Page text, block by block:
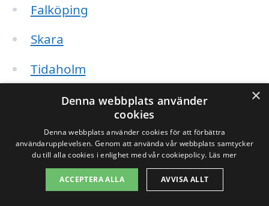
Falköping
Skara
Tidaholm
Gräfsnäs
Mullsjö
Stenstorp
×
Denna webbplats använder
cookies
Denna webbplats använder cookies för att förbättra
användarupplevelsen. Genom att använda vår webbplats samtycker
du till alla cookies i enlighet med vår cookiepolicy. Läs mer
ACCEPTERA ALLA AVVISA ALLT